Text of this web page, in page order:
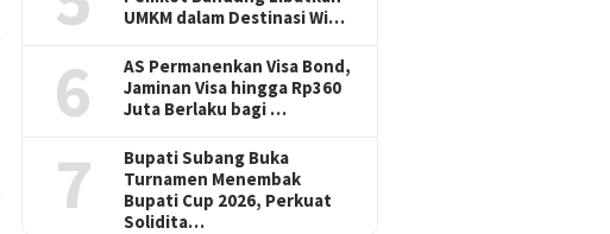
UMKM dalam Destinasi Wi…
6
AS Permanenkan Visa Bond,
Jaminan Visa hingga Rp360
Juta Berlaku bagi …
7
Bupati Subang Buka
Turnamen Menembak
Bupati Cup 2026, Perkuat
Solidita…